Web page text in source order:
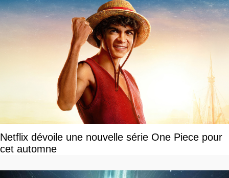
Netflix dévoile une nouvelle série One Piece pour
cet automne